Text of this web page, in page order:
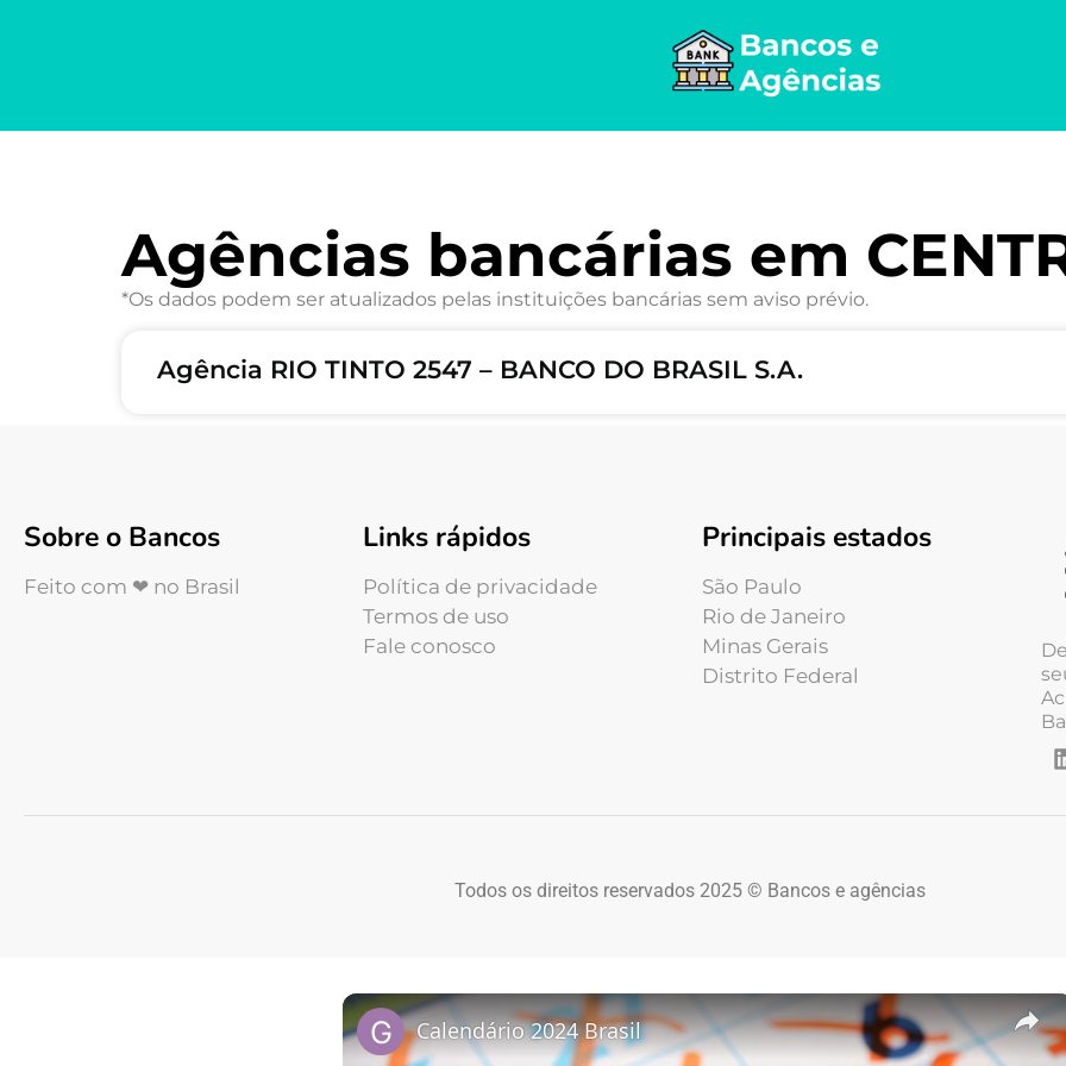
Agências bancárias em
*Os dados podem ser atualizados pelas instituições bancárias sem aviso prévio.
Agência RIO TINTO 2547 – BANCO DO BRASIL S.A.
Sobre o Bancos
Feito com ❤ no Brasil
Links rápidos
Política de privacidade
Termos de uso
Fale conosco
Principais estados
São Paulo
Rio de Janeiro
Minas Gerais
Distrito Federal
Todos os direitos reservados 2025 © Bancos e agências
×
Calendário 2024 Brasil